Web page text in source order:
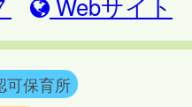
可保育所